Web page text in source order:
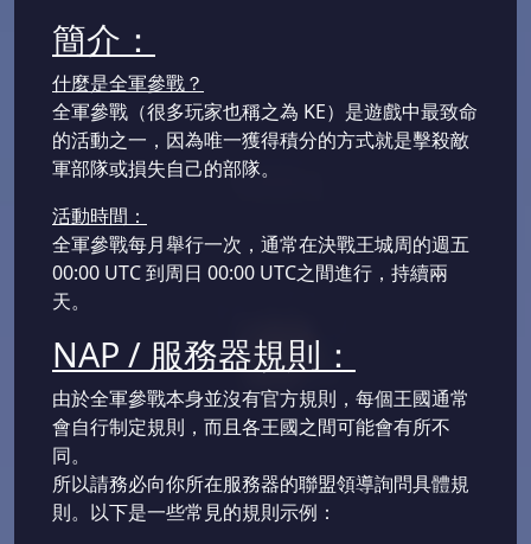
簡介：
什麼是全軍參戰？
全軍參戰（很多玩家也稱之為 KE）是遊戲中最致命
的活動之一，因為唯一獲得積分的方式就是擊殺敵
軍部隊或損失自己的部隊。
活動時間：
全軍參戰每月舉行一次，通常在決戰王城周的週五
00:00 UTC 到周日 00:00 UTC之間進行，持續兩
天。
NAP / 服務器規則：
由於全軍參戰本身並沒有官方規則，每個王國通常
會自行制定規則，而且各王國之間可能會有所不
同。
所以請務必向你所在服務器的聯盟領導詢問具體規
則。以下是一些常見的規則示例：